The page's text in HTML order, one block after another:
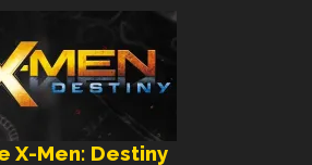
X-Men: Destiny